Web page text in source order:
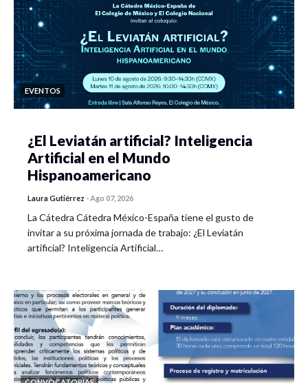
EVENTOS
¿El Leviatán artificial? Inteligencia
Artificial en el Mundo
Hispanoamericano
Laura Gutiérrez -Ago 07, 2026
La Cátedra Cátedra México-España tiene el gusto de
invitar a su próxima jornada de trabajo: ¿El Leviatán
artificial? Inteligencia Artificial…